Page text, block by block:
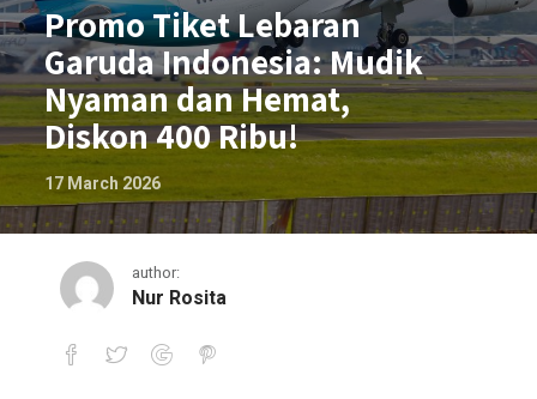
Promo Tiket Lebaran
Garuda Indonesia: Mudik
Nyaman dan Hemat,
Diskon 400 Ribu!
17 March 2026
author:
Nur Rosita